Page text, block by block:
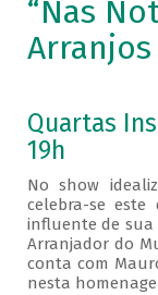
“Nas
Quartas
19h
No show
celebra-se
influente de sua
Arranjador do
conta com
nesta